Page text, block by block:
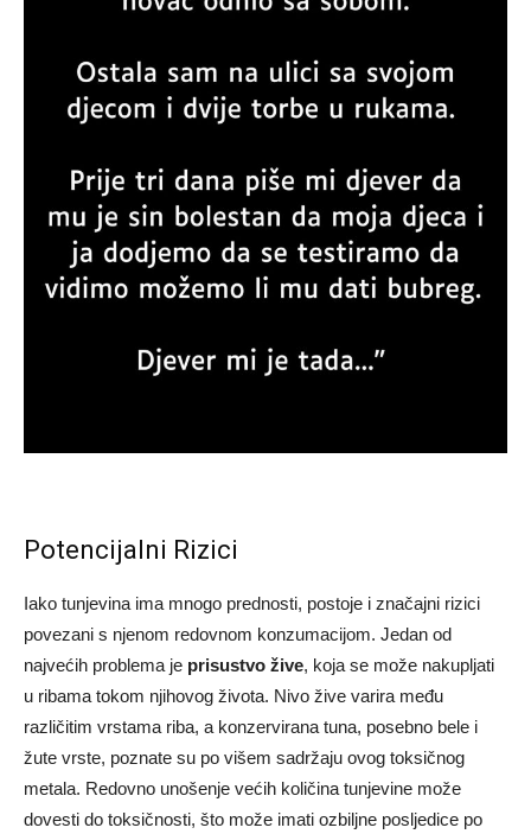
Potencijalni Rizici
Iako tunjevina ima mnogo prednosti, postoje i značajni rizici
povezani s njenom redovnom konzumacijom. Jedan od
najvećih problema je prisustvo žive, koja se može nakupljati
u ribama tokom njihovog života. Nivo žive varira među
različitim vrstama riba, a konzervirana tuna, posebno bele i
žute vrste, poznate su po višem sadržaju ovog toksičnog
metala. Redovno unošenje većih količina tunjevine može
dovesti do toksičnosti, što može imati ozbiljne posljedice po